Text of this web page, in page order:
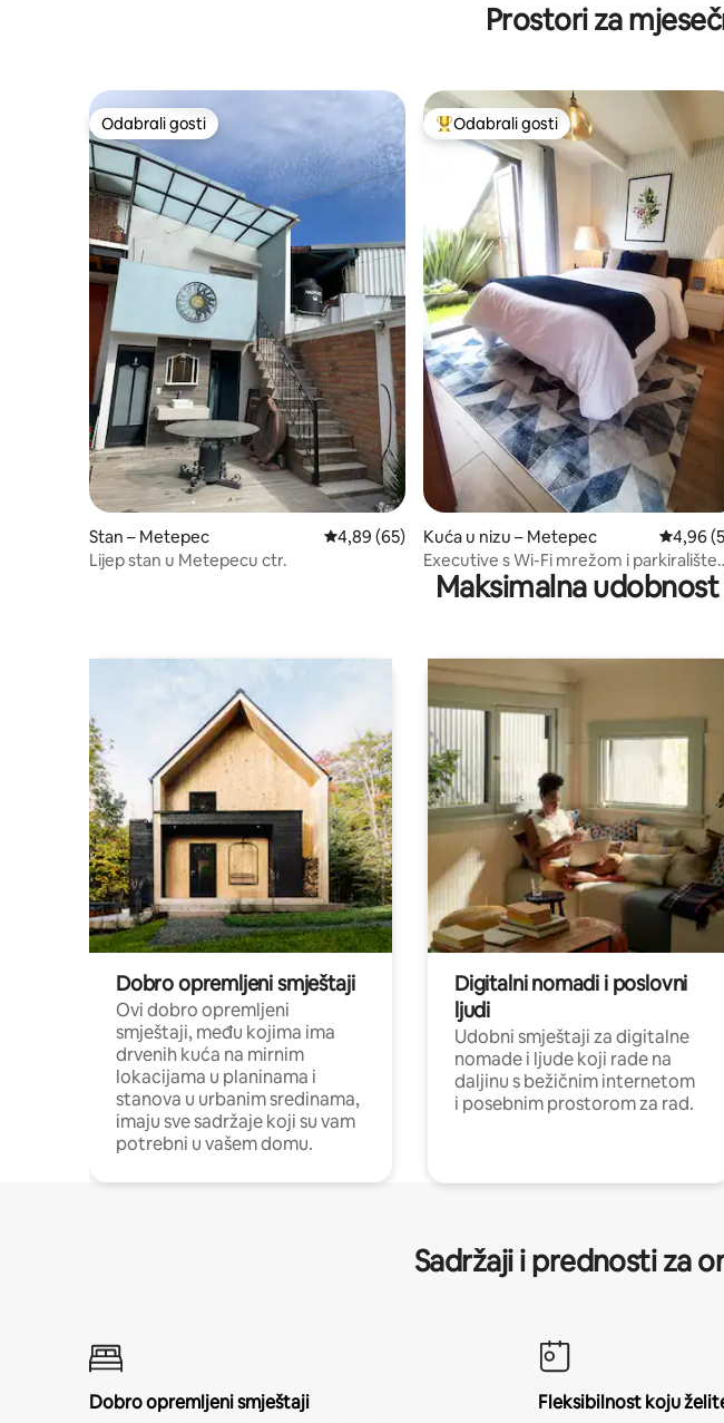
Prostori za
Odabrali gosti
Odabrali gosti
Stan – Metepec Prosječna ocjena: 4,89/5, recenzija: 65
4,89 (65)
Lijep stan u Metepecu ctr.
Među najviše rangiranima s oznakom
Odabrali gosti
Kuća u nizu – Metepec
4,96
Executive s Wi-Fi mrežom i
u centru
Maksimalna
Dobro opremljeni smještaji
Ovi dobro opremljeni
smještaji, među kojima ima
drvenih kuća na mirnim
lokacijama u planinama i
stanova u urbanim sredinama,
imaju sve sadržaje koji su vam
potrebni u vašem domu.
Digitalni nomadi i poslovni
ljudi
Udobni smještaji za digitalne
nomade i ljude koji rade na
daljinu s bežičnim internetom
i posebnim prostorom za rad.
Sadržaji i prednosti za
Dobro opremljeni smještaji
Fleksibilnost koju